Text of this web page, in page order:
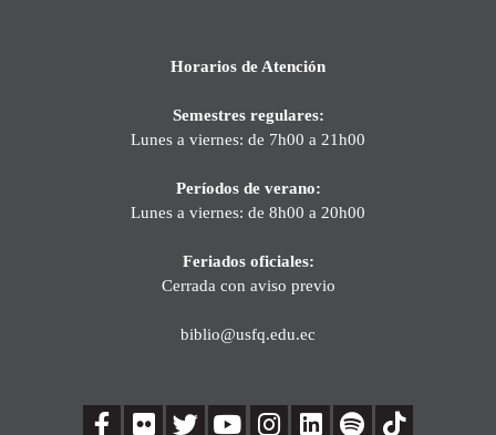
Horarios de Atención
Semestres regulares:
Lunes a viernes: de 7h00 a 21h00
Períodos de verano:
Lunes a viernes: de 8h00 a 20h00
Feriados oficiales:
Cerrada con aviso previo
biblio@usfq.edu.ec